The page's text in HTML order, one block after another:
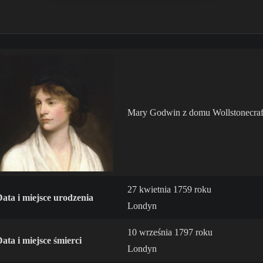
Mary Godwin z domu
i miejsce urodzenia
27 kwietnia 1759 roku
Londyn
i miejsce śmierci
10 września 1797 roku
Londyn